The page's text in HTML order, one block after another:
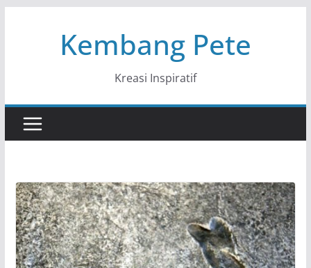
Kembang Pete
Kreasi Inspiratif